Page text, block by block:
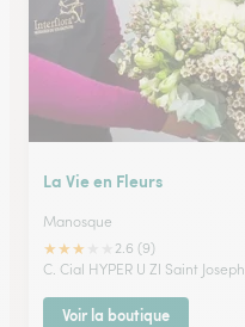
La Vie en Fleurs
Manosque
★★★
2.6 (9)
C. Cial HYPER U ZI Saint Joseph
Voir la boutique